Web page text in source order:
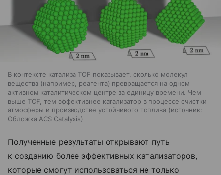
В контексте катализа TOF показывает, сколько молекул
вещества (например, реагента) превращается на одном
активном каталитическом центре за единицу времени. Чем
выше TOF, тем эффективнее катализатор в процессе очистки
атмосферы и производстве устойчивого топлива
источник:
Обложка ACS Catalysis
Полученные результаты открывают путь
к созданию более эффективных катализаторов,
которые смогут использоваться не только